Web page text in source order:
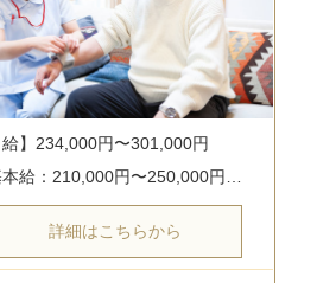
給】234,000円〜301,000円
本給：210,000円〜250,000円…
詳細はこちらから